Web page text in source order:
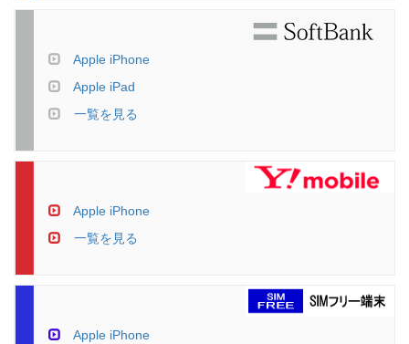
Apple iPhone
Apple iPad
一覧を見る
Apple iPhone
一覧を見る
Apple iPhone